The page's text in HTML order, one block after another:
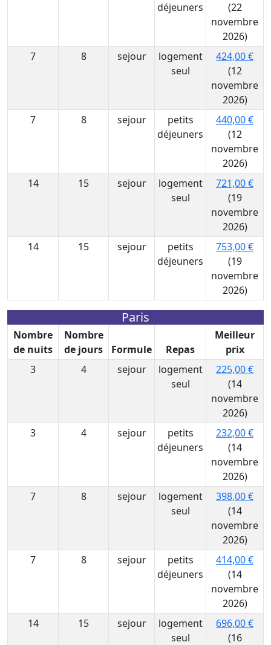
déjeuners
(22
novembre
2026)
7
8 sejour
logement
seul
424,00 €
(12
novembre
2026)
7
8 sejour
petits
déjeuners
440,00 €
(12
novembre
2026)
14
15 sejour
logement
seul
721,00 €
(19
novembre
2026)
14
15 sejour
petits
déjeuners
753,00 €
(19
novembre
2026)
Paris
Nombre
de nuits
Nombre
de jours
Formule Repas
Meilleur
prix
3
4 sejour
logement
seul
225,00 €
(14
novembre
2026)
3
4 sejour
petits
déjeuners
232,00 €
(14
novembre
2026)
7
8 sejour
logement
seul
398,00 €
(14
novembre
2026)
7
8 sejour
petits
déjeuners
414,00 €
(14
novembre
2026)
14
15 sejour
logement
seul
696,00 €
(16